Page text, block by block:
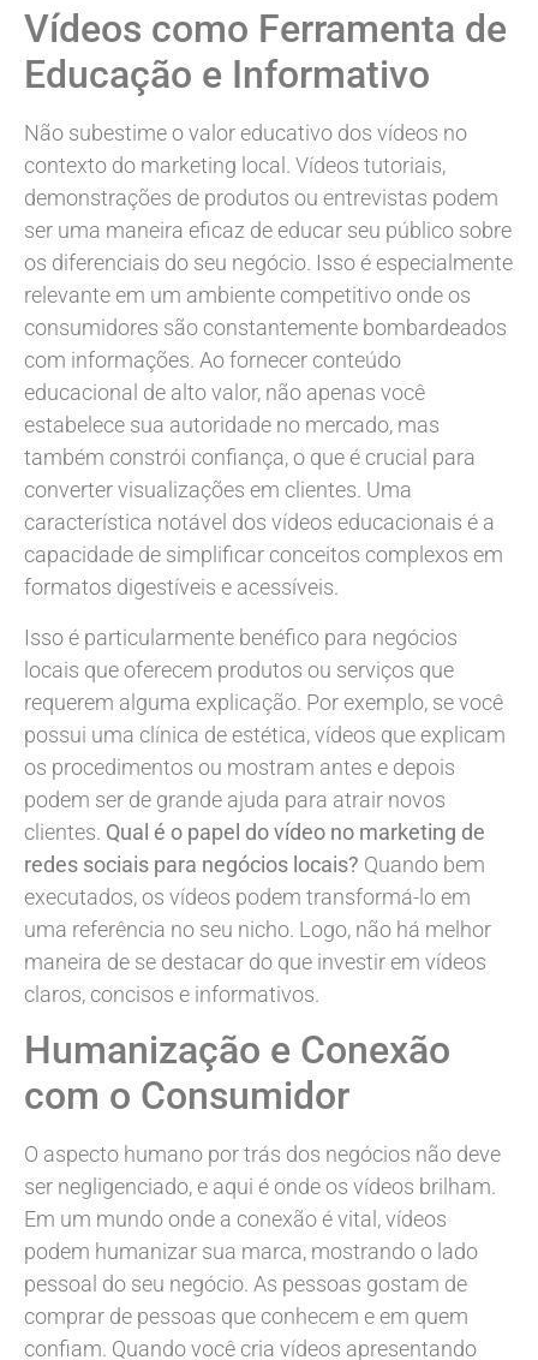
Vídeos como Ferramenta de
Educação e Informativo
Não subestime o valor educativo dos vídeos no
contexto do marketing local. Vídeos tutoriais,
demonstrações de produtos ou entrevistas podem
ser uma maneira eficaz de educar seu público sobre
os diferenciais do seu negócio. Isso é especialmente
relevante em um ambiente competitivo onde os
consumidores são constantemente bombardeados
com informações. Ao fornecer conteúdo
educacional de alto valor, não apenas você
estabelece sua autoridade no mercado, mas
também constrói confiança, o que é crucial para
converter visualizações em clientes. Uma
característica notável dos vídeos educacionais é a
capacidade de simplificar conceitos complexos em
formatos digestíveis e acessíveis.
Isso é particularmente benéfico para negócios
locais que oferecem produtos ou serviços que
requerem alguma explicação. Por exemplo, se você
possui uma clínica de estética, vídeos que explicam
os procedimentos ou mostram antes e depois
podem ser de grande ajuda para atrair novos
clientes. Qual é o papel do vídeo no marketing de
redes sociais para negócios locais? Quando bem
executados, os vídeos podem transformá-lo em
uma referência no seu nicho. Logo, não há melhor
maneira de se destacar do que investir em vídeos
claros, concisos e informativos.
Humanização e Conexão
com o Consumidor
O aspecto humano por trás dos negócios não deve
ser negligenciado, e aqui é onde os vídeos brilham.
Em um mundo onde a conexão é vital, vídeos
podem humanizar sua marca, mostrando o lado
pessoal do seu negócio. As pessoas gostam de
comprar de pessoas que conhecem e em quem
confiam. Quando você cria vídeos apresentando